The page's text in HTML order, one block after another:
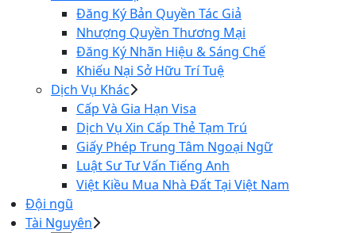
Đăng Ký Bản Quyền Tác Giả
Nhượng Quyền Thương Mại
Đăng Ký Nhãn Hiệu & Sáng Chế
Khiếu Nại Sở Hữu Trí Tuệ
Dịch Vụ Khác
Cấp Và Gia Hạn Visa
Dịch Vụ Xin Cấp Thẻ Tạm Trú
Giấy Phép Trung Tâm Ngoại Ngữ
Luật Sư Tư Vấn Tiếng Anh
Việt Kiều Mua Nhà Đất Tại Việt Nam
Đội ngũ
Tài Nguyên